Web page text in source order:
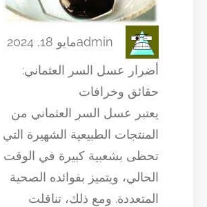
adminمايو 18, 2024
أضرار عسل السر العثماني:
حقائق وخرافات
يعتبر عسل السر العثماني من
المنتجات الطبيعية الشهيرة التي
تحظى بشعبية كبيرة في الوقت
الحالي، ويتميز بفوائده الصحية
المتعددة. ومع ذلك، تناقلت